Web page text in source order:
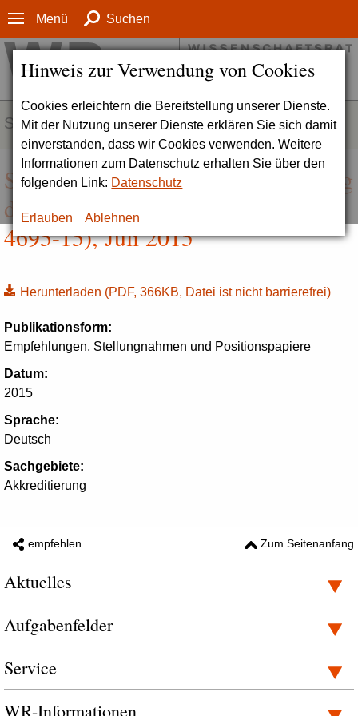
Hinweis zur Verwendung von Cookies
Cookies erleichtern die Bereitstellung unserer Dienste.
Mit der Nutzung unserer Dienste erklären Sie sich damit
einverstanden, dass wir Cookies verwenden. Weitere
Informationen zum Datenschutz erhalten Sie über den
folgenden Link: Datenschutz
Erlauben Ablehnen
Menü Suchen
SERVICE
Stellungnahme zur Reakkreditierung
der Fachhochschule Dresden (Drs.
4695-15), Juli 2015
Herunterladen (PDF, 366KB, Datei ist nicht barrierefrei)
Publikationsform:
Empfehlungen, Stellungnahmen und Positionspapiere
Datum:
2015
Sprache:
Deutsch
Sachgebiete:
Akkreditierung
empfehlen Zum Seitenanfang
Aktuelles
Aufgabenfelder
Service
WR-Informationen